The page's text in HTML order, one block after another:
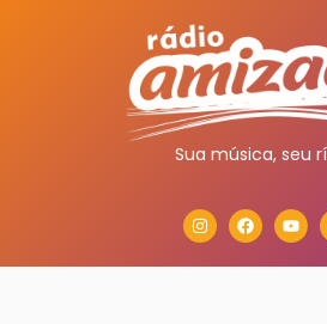
Sua música, seu